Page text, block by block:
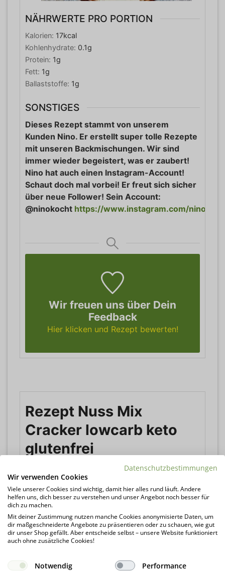
NÄHRWERTE PRO PORTION
Kalorien: 17kcal
Kohlenhydrate: 0.1g
Protein: 1g
Fett: 1g
Ballaststoffe: 1g
SONSTIGES
Dieses Rezept stammt von unserem
Kunden Nino. Er erstellt super tolle Rezepte
mit unseren Backmischungen. Wir sind
immer wieder begeistert, was er zaubert!
Nino hat auch einen Instagram-Account!
Schaut doch mal vorbei! Er freut sich sicher
über neue Follower! Sein Account:
@ninokocht https://www.instagram.com/
Wir freuen uns über Dein
Feedback
Hier klicken und Rezept bewerten!
Rezept Nuss Mix
Cracker lowcarb keto
glutenfrei
Pro Stück nur 0,1g Kohlenhydrate.
Noch keine Bewertungen
Rezept drucken
Datenschutzbestimmungen
Wir verwenden Cookies
Viele unserer Cookies sind wichtig, damit hier alles rund läuft. Andere
helfen uns, dich besser zu verstehen und unser Angebot noch besser für
dich zu machen.
Mit deiner Zustimmung nutzen manche Cookies anonymisierte Daten, um
dir maßgeschneiderte Angebote zu präsentieren oder zu schauen, wie gut
dir unser Shop gefällt. Aber entscheide selbst – unsere Website funktioniert
auch ohne zusätzliche Cookies!
Notwendig Performance